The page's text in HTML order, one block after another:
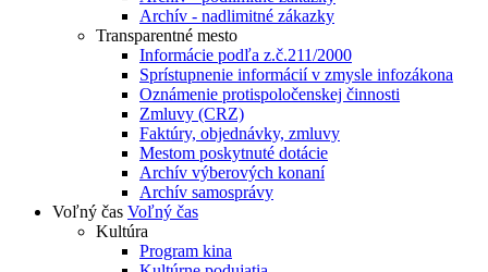
Archív - nadlimitné zákazky
Transparentné mesto
Informácie podľa z.č.211/2000
Sprístupnenie informácií v zmysle infozákona
Oznámenie protispoločenskej činnosti
Zmluvy (CRZ)
Faktúry, objednávky, zmluvy
Mestom poskytnuté dotácie
Archív výberových konaní
Archív samosprávy
Voľný čas Voľný čas
Kultúra
Program kina